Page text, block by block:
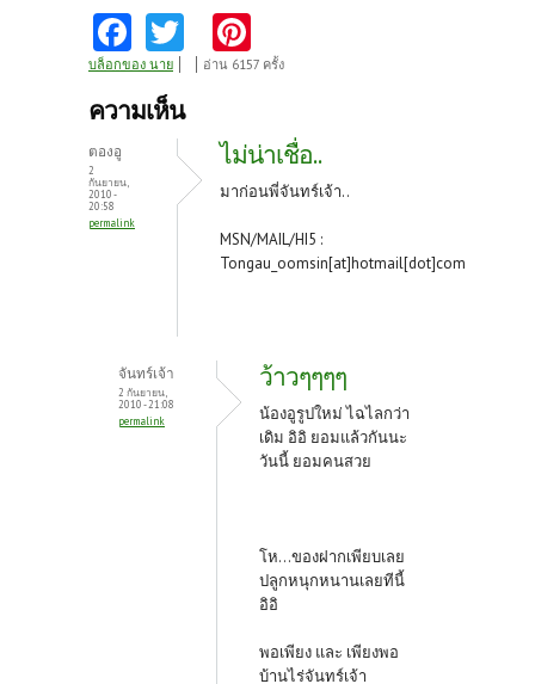
Fa
ce
b
k
w
itt
nt
es
t
บล็อกของ นาย อ่าน 6157 ครั้ง
ความเห็น
ตองอู
2
กันยายน,
2010 -
20:58
permalink
ไม่น่าเชื่อ..
มาก่อนพี่จันทร์เจ้า..
MSN/MAIL/HI5 :
Tongau_oomsin[at]hotmail[dot]com
จันทร์เจ้า
2 กันยายน,
2010 - 21:08
permalink
ว้าวๆๆๆๆ
น้องอูรูปใหม่ ไฉไลกว่า
เดิม อิอิ ยอมแล้วกันนะ
วันนี้ ยอมคนสวย
โห...ของฝากเพียบเลย
ปลูกหนุกหนานเลยทีนี้
อิอิ
พอเพียง และ เพียงพอ
บ้านไร่จันทร์เจ้า